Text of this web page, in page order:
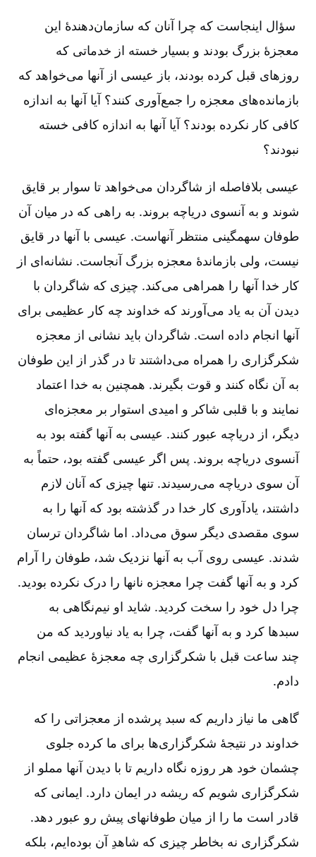
سؤال اینجاست که چرا آنان که سازمان‌دهندۀ این
معجزۀ بزرگ بودند و بسیار خسته از خدماتی که
روزهای قبل کرده بودند، باز عیسی از آنها می‌خواهد که
بازمانده‌های معجزه را جمع‌آوری کنند؟ آیا آنها به اندازه
کافی کار نکرده بودند؟ آیا آنها به اندازه کافی خسته
نبودند؟
عیسی بلافاصله از شاگردان می‌خواهد تا سوار بر قایق
شوند و به آنسوی دریاچه بروند. به راهی که در میان آن
طوفان سهمگینی منتظر آنهاست. عیسی با آنها در قایق
نیست، ولی بازماندۀ معجزه بزرگ آنجاست. نشانه‌ای از
کار خدا آنها را همراهی می‌کند. چیزی که شاگردان با
دیدن آن به یاد ‌می‌آورند که خداوند چه کار عظیمی برای
آنها انجام داده است. شاگردان باید نشانی از معجزه
شکرگزاری را همراه می‌داشتند تا در گذر از این طوفان
به آن نگاه کنند و قوت بگیرند. همچنین به خدا اعتماد
نمایند و با قلبی شاکر و امیدی استوار بر معجزه‌‌ای
دیگر، از دریاچه عبور کنند. عیسی به آنها گفته بود به
آنسوی دریاچه بروند. پس اگر عیسی گفته بود، حتماً به
آن سوی دریاچه می‌رسیدند. تنها چیزی که آنان لازم
داشتند، یادآوری کار خدا در گذشته بود که آنها را به
سوی مقصدی دیگر سوق می‌داد. اما شاگردان ترسان
شدند. عیسی روی آب به آنها نزدیک شد، طوفان را آرام
کرد و به آنها گفت چرا معجزه نانها را درک نکرده بودید.
چرا دل خود را سخت کردید. شاید او نیم‌نگاهی به
سبدها کرد و به آنها گفت، چرا به یاد نیاوردید که من
چند ساعت قبل با شکرگزاری چه معجزۀ عظیمی انجام
دادم.
گاهی ما نیاز داریم که سبد پرشده از معجزاتی را که
خداوند در نتیجۀ شکرگزاری‌ها برای ما کرده جلوی
چشمان خود هر روزه نگاه داریم تا با دیدن آنها مملو از
شکرگزاری‌ شویم که ریشه در ایمان دارد. ایمانی که
قادر است ما را از میان طوفانهای پیش رو عبور دهد.
شکرگزاری نه بخاطر چیزی که شاهدِ آن بوده‌ایم، بلکه